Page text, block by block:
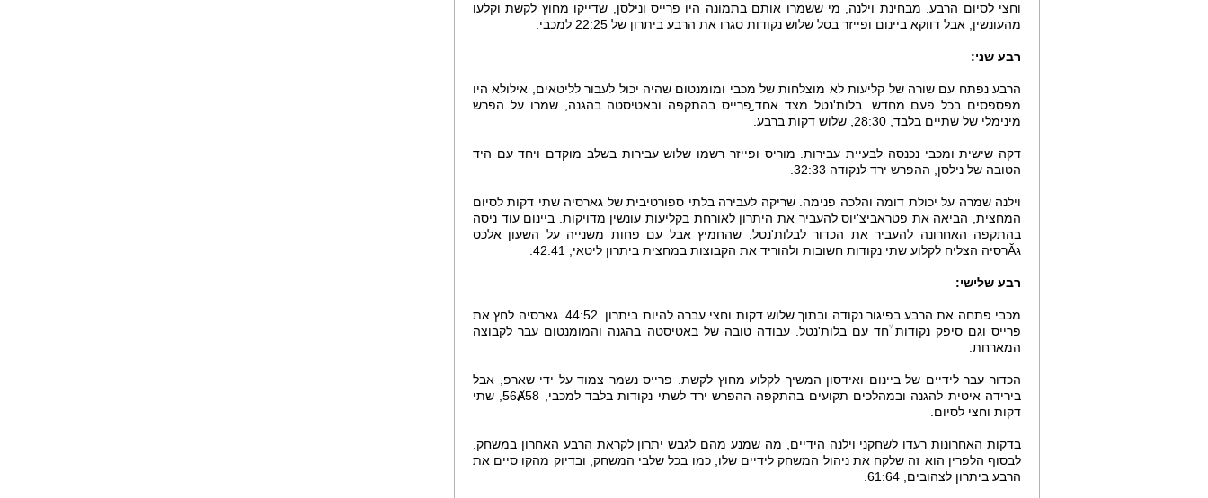
וחצי לסיום הרבע. מבחינת וילנה, מי ששמרו אותם בתמונה היו פרייס ונילסן, שדייקו מחוץ לקשת וקלעו
מהעונשין, אבל דווקא ביינום ופייזר בסל שלוש נקודות סגרו את הרבע ביתרון של 22:25 למכבי.
רבע שני:
הרבע נפתח עם שורה של קליעות לא מוצלחות של מכבי ומומנטום שהיה יכול לעבור לליטאים, אילולא היו
מפספסים בכל פעם מחדש. בלות'נטל מצד אחד,̠פרייס בהתקפה ובאטיסטה בהגנה, שמרו על הפרש
מינימלי של שתיים בלבד, 28:30, שלוש דקות ברבע.
דקה שישית ומכבי נכנסה לבעיית עבירות. מוריס ופייזר רשמו שלוש עבירות בשלב מוקדם ויחד עם היד
הטובה של נילסן, ההפרש ירד לנקודה 32:33.
וילנה שמרה על יכולת דומה והלכה פנימה. שריקה לעבירה בלתי ספורטיבית של גארסיה שתי דקות לסיום
המחצית, הביאה את פטראביצ'יוס להעביר את היתרון לאורחת בקליעות עונשין מדויקות. ביינום עוד ניסה
בהתקפה האחרונה להעביר את הכדור לבלות'נטל, שהחמיץ אבל עם פחות משנייה על השעון אלכס
גӐרסיה הצליח לקלוע שתי נקודות חשובות ולהוריד את הקבוצות במחצית ביתרון ליטאי, 42:41.
רבע שלישי:
מכבי פתחה את הרבע בפיגור נקודה ובתוך שלוש דקות וחצי עברה להיות ביתרון 44:52. גארסיה לחץ את
פרייס וגם סיפק נקודות ۙחד עם בלות'נטל. עבודה טובה של באטיסטה בהגנה והמומנטום עבר לקבוצה
המארחת.
הכדור עבר לידיים של ביינום ואידסון המשיך לקלוע מחוץ לקשת. פרייס נשמר צמוד על ידי שארפ, אבל
בירידה איטית להגנה ובמהלכים תקועים בהתקפה ההפרש ירד לשתי נקודות בלבד למכבי, 56Ⱥ58, שתי
דקות וחצי לסיום.
בדקות האחרונות רעדו לשחקני וילנה הידיים, מה שמנע מהם לגבש יתרון לקראת הרבע האחרון במשחק.
לבסוף הלפרין הוא זה שלקח את ניהול המשחק לידיים שלו, כמו בכל שלבי המשחק, ובדיוק מהקו סיים את
הרבע ביתרון לצהובים, 61:64.